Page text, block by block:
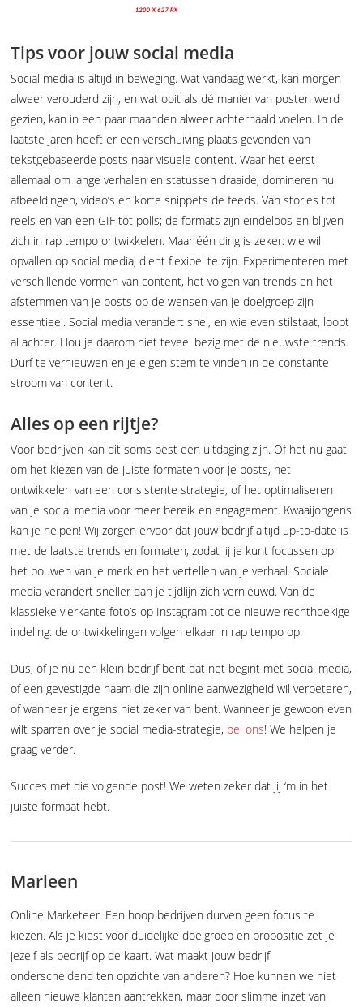
Tips voor jouw social media
Social media is altijd in beweging. Wat vandaag werkt, kan morgen
alweer verouderd zijn, en wat ooit als dé manier van posten werd
gezien, kan in een paar maanden alweer achterhaald voelen. In de
laatste jaren heeft er een verschuiving plaats gevonden van
tekstgebaseerde posts naar visuele content. Waar het eerst
allemaal om lange verhalen en statussen draaide, domineren nu
afbeeldingen, video’s en korte snippets de feeds. Van stories tot
reels en van een GIF tot polls; de formats zijn eindeloos en blijven
zich in rap tempo ontwikkelen. Maar één ding is zeker: wie wil
opvallen op social media, dient flexibel te zijn. Experimenteren met
verschillende vormen van content, het volgen van trends en het
afstemmen van je posts op de wensen van je doelgroep zijn
essentieel. Social media verandert snel, en wie even stilstaat, loopt
al achter. Hou je daarom niet teveel bezig met de nieuwste trends.
Durf te vernieuwen en je eigen stem te vinden in de constante
stroom van content.
Alles op een rijtje?
Voor bedrijven kan dit soms best een uitdaging zijn. Of het nu gaat
om het kiezen van de juiste formaten voor je posts, het
ontwikkelen van een consistente strategie, of het optimaliseren
van je social media voor meer bereik en engagement. Kwaaijongens
kan je helpen! Wij zorgen ervoor dat jouw bedrijf altijd up-to-date is
met de laatste trends en formaten, zodat jij je kunt focussen op
het bouwen van je merk en het vertellen van je verhaal. Sociale
media verandert sneller dan je tijdlijn zich vernieuwd. Van de
klassieke vierkante foto’s op Instagram tot de nieuwe rechthoekige
indeling: de ontwikkelingen volgen elkaar in rap tempo op.
Dus, of je nu een klein bedrijf bent dat net begint met social media,
of een gevestigde naam die zijn online aanwezigheid wil verbeteren,
of wanneer je ergens niet zeker van bent. Wanneer je gewoon even
wilt sparren over je social media-strategie, bel ons! We helpen je
graag verder.
Succes met die volgende post! We weten zeker dat jij ‘m in het
juiste formaat hebt.
Marleen
Online Marketeer. Een hoop bedrijven durven geen focus te
kiezen. Als je kiest voor duidelijke doelgroep en propositie zet je
jezelf als bedrijf op de kaart. Wat maakt jouw bedrijf
onderscheidend ten opzichte van anderen? Hoe kunnen we niet
alleen nieuwe klanten aantrekken, maar door slimme inzet van